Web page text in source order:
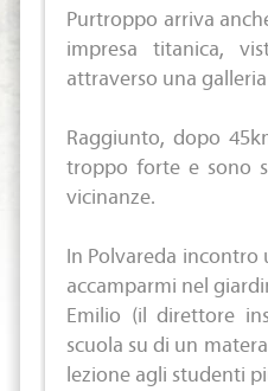
Purtroppo arriva
impresa titanica,
attraverso una
Raggiunto, dopo
troppo forte e sono
vicinanze.
In Polvareda incontro
accamparmi nel
Emilio (il direttore
scuola su di un
lezione agli studenti